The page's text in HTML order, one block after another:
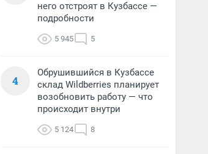
него отстроят в Кузбассе —
подробности
5 945 5
4
Обрушившийся в Кузбассе
склад Wildberries планирует
возобновить работу — что
происходит внутри
5 124 8